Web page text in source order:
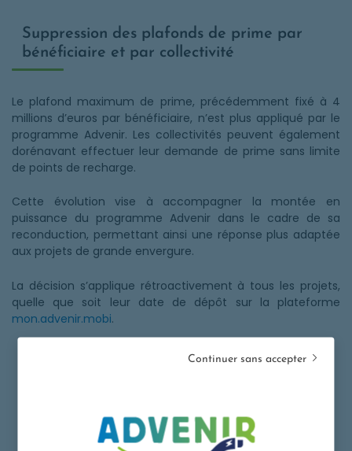
Continuer sans accepter
Suppression des plafonds de prime par
bénéficiaire et par collectivité
Le plafond maximum de prime, précédemment fixé à 4
millions d’euros par bénéficiaire, n’est plus appliqué par le
programme Advenir. Les collectivités peuvent également
dorénavant effectuer leur demande de prime sans limite
de points de recharge.
Cette évolution vise à accompagner la montée en
puissance du programme Advenir dans le cadre de sa
reconduction, permettant ainsi une réponse plus adaptée
aux projets de grande envergure.
La décision s’applique rétroactivement à tous les projets,
quelle que soit leur date de dépôt sur la plateforme
mon.advenir.mobi.
Facebook. Ouvre une nouvelle fenêtre.
Twitter. Ouvre une nouvelle
LinkedIn. Ouvre une